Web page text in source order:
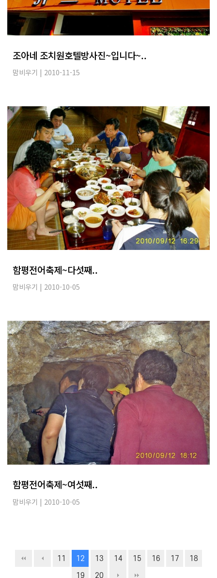
조아네 조치원호텔방사진~입니다~..
맘비우기 | 2010-11-15
함평전어축제~다섯째..
맘비우기 | 2010-10-05
함평전어축제~여섯째..
맘비우기 | 2010-10-05
11 12 13 14 15 16 17 18
19 20